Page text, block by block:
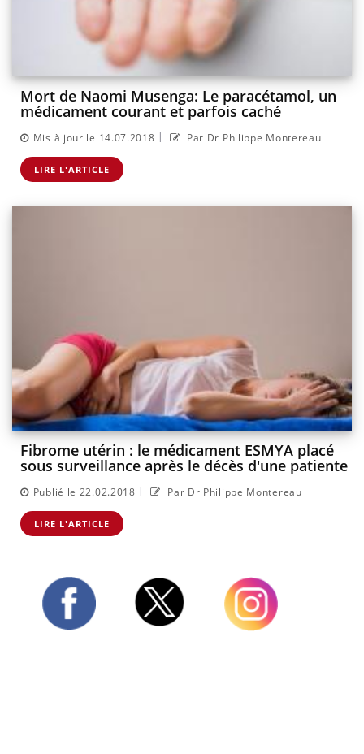
Mort de Naomi Musenga: Le paracétamol, un
médicament courant et parfois caché
Mis à jour le 14.07.2018 | Par Dr Philippe Montereau
LIRE L'ARTICLE
Fibrome utérin : le médicament ESMYA placé
sous surveillance après le décès d'une patiente
Publié le 22.02.2018 | Par Dr Philippe Montereau
LIRE L'ARTICLE